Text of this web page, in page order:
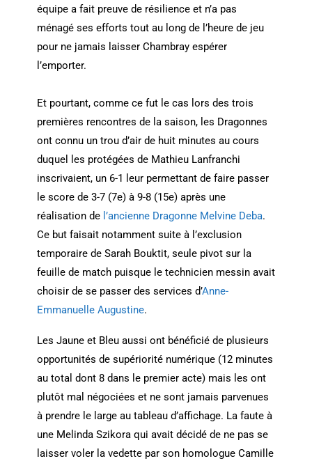
équipe a fait preuve de résilience et n’a pas
ménagé ses efforts tout au long de l’heure de jeu
pour ne jamais laisser Chambray espérer
l’emporter.
Et pourtant, comme ce fut le cas lors des trois
premières rencontres de la saison, les Dragonnes
ont connu un trou d’air de huit minutes au cours
duquel les protégées de Mathieu Lanfranchi
inscrivaient, un 6-1 leur permettant de faire passer
le score de 3-7 (7e) à 9-8 (15e) après une
réalisation de l’ancienne Dragonne Melvine Deba.
Ce but faisait notamment suite à l’exclusion
temporaire de Sarah Bouktit, seule pivot sur la
feuille de match puisque le technicien messin avait
choisir de se passer des services d’Anne-
Emmanuelle Augustine.
Les Jaune et Bleu aussi ont bénéficié de plusieurs
opportunités de supériorité numérique (12 minutes
au total dont 8 dans le premier acte) mais les ont
plutôt mal négociées et ne sont jamais parvenues
à prendre le large au tableau d’affichage. La faute à
une Melinda Szikora qui avait décidé de ne pas se
laisser voler la vedette par son homologue Camille